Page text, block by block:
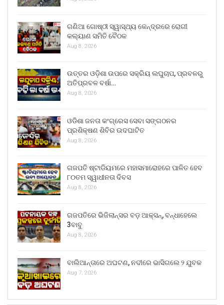
ଗଣିଆ ଗୋଷ୍ଠୀ ସ୍ୱାସ୍ଥ୍ୟ କେନ୍ଦ୍ରରେ ରୋଗୀ
କଲ୍ୟାଣ ସମିତି ବୈଠକ
Aug 8, 2026
ଉତ୍ତର ଓଡ଼ିଶା ଉପରେ ସକ୍ରିୟ ଲଘୁଚାପ, ପ୍ରବଳରୁ
ଅତିପ୍ରବଳ ବର୍ଷା…
Aug 8, 2026
ଓଡିଶା ଜନତା କଂଗ୍ରେସ ସେବା ସଙ୍ଗଠନର
ପ୍ରଶିକ୍ଷଣ ଶିବିର ଉଦଘାଟିତ
Aug 8, 2026
ଗଜପତି ଷ୍ଟାଡିୟମରେ ମହାସମାରୋହରେ ପାଳିତ ହେବ
୮୦ତମ ସ୍ୱାଧୀନତା ଦିବସ
Aug 8, 2026
ଗଜପତିରେ ଭିଜିଲାନ୍ସର ବଡ଼ ଆକ୍ସନ୍, ବନ୍ଧାହେଲେ
3ବାବୁ
Aug 8, 2026
ବାଲିଆନ୍ତାରେ ଅଘଟଣ, ନଦୀରେ ଭାସିଗଲେ ୨ ଯୁବକ
Aug 7, 2026